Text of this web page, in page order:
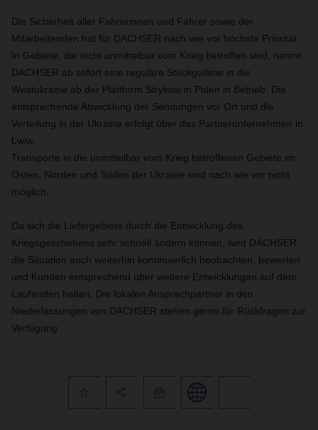
Die Sicherheit aller Fahrerinnen und Fahrer sowie der
Mitarbeitenden hat für DACHSER nach wie vor höchste Priorität.
In Gebiete, die nicht unmittelbar vom Krieg betroffen sind, nimmt
DACHSER ab sofort eine reguläre Stückgutlinie in die
Westukraine ab der Plattform Strykow in Polen in Betrieb. Die
entsprechende Abwicklung der Sendungen vor Ort und die
Verteilung in der Ukraine erfolgt über das Partnerunternehmen in
Lwiw.
Transporte in die unmittelbar vom Krieg betroffenen Gebiete im
Osten, Norden und Süden der Ukraine sind nach wie vor nicht
möglich.
Da sich die Liefergebiete durch die Entwicklung des
Kriegsgeschehens sehr schnell ändern können, wird DACHSER
die Situation auch weiterhin kontinuierlich beobachten, bewerten
und Kunden entsprechend über weitere Entwicklungen auf dem
Laufenden halten. Die lokalen Ansprechpartner in den
Niederlassungen von DACHSER stehen gerne für Rückfragen zur
Verfügung.